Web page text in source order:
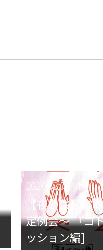
2026.08.08 [土]
【夜公演】コ
定例会〜 『コ
ッション編]